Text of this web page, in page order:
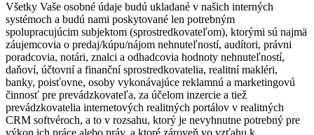
Všetky Vaše osobné údaje budú ukladané v našich interných
systémoch a budú nami poskytované len potrebným
spolupracujúcim subjektom (sprostredkovateľom), ktorými sú najmä
záujemcovia o predaj/kúpu/nájom nehnuteľností, audítori, právni
poradcovia, notári, znalci a odhadcovia hodnoty nehnuteľností,
daňoví, účtovní a finanční sprostredkovatelia, realitní makléri,
banky, poisťovne, osoby vykonávajúce reklamnú a marketingovú
činnosť pre prevádzkovateľa, za účelom inzercie a tiež
prevádzkovatelia internetových realitných portálov v realitných
CRM softvéroch, a to v rozsahu, ktorý je nevyhnutne potrebný pre